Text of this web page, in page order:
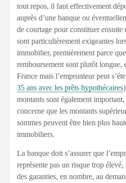
tout repos, il faut effectivement
auprès d’une banque ou
de courtage pour constituer ensuite
sont particulièrement exigeantes
immobilier, premièrement parce
remboursement sont plutôt longue,
France mais l’emprunteur peut
35 ans avec les prêts hypothécaires
montants sont également
concerne que les montants
sommes peuvent être bien plus
immobiliers.
La banque doit s’assurer que
représente pas un risque trop
des garanties, en nombre, au